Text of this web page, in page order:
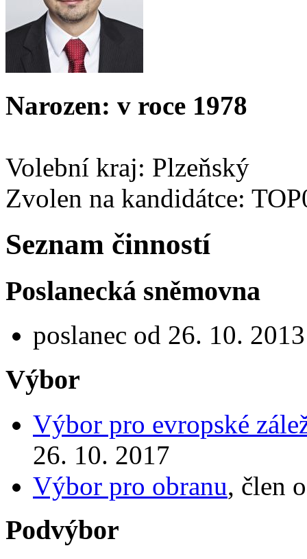
Narozen: v roce 1978
Volební kraj: Plzeňský
Zvolen na kandidátce:
Seznam činností
Poslanecká sněmovna
poslanec od 26. 10.
Výbor
Výbor pro evropské
26. 10. 2017
Výbor pro obranu, člen
Podvýbor